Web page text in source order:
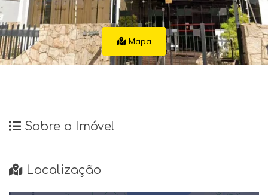
Mapa
Sobre o Imóvel
Localização